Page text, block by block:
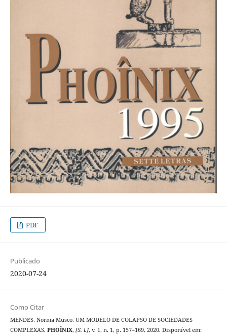
PDF
Publicado
2020-07-24
Como Citar
MENDES, Norma Musco. UM MODELO DE COLAPSO DE SOCIEDADES
COMPLEXAS. PHOÎNIX, [S. l.], v. 1, n. 1, p. 157–169, 2020. Disponível em: